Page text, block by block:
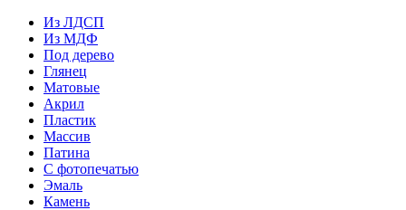
Из ЛДСП
Из МДФ
Под дерево
Глянец
Матовые
Акрил
Пластик
Массив
Патина
С фотопечатью
Эмаль
Камень